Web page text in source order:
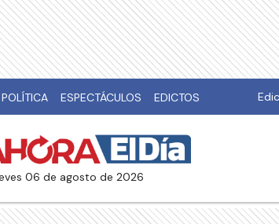
POLÍTICA ESPECTÁCULOS EDICTOS
06 de agosto de 2026